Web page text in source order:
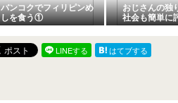
バンコクでフィリピンめ
しを食う①
おじさんの独
社会も簡単に
ほど単純では
LINEする
はてブする